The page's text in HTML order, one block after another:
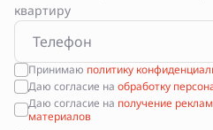
квартиру
Принимаю политику
Даю согласие на обработку
Даю согласие на получение
материалов